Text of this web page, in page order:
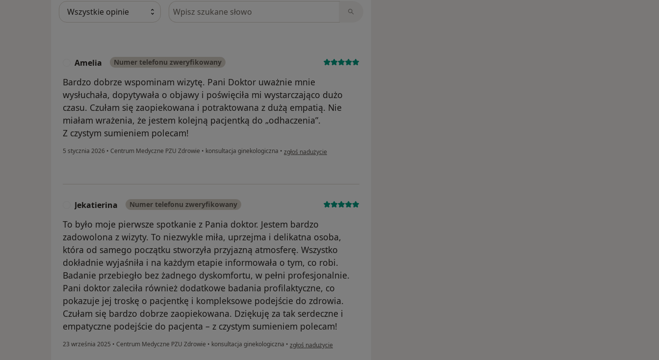
Szukaj w opiniach
Amelia Numer telefonu zweryfikowany
Bardzo dobrze wspominam wizytę. Pani Doktor uważnie mnie
wysłuchała, dopytywała o objawy i poświęciła mi wystarczająco dużo
czasu. Czułam się zaopiekowana i potraktowana z dużą empatią. Nie
miałam wrażenia, że jestem kolejną pacjentką do „odhaczenia”.
Z czystym sumieniem polecam!
5 stycznia 2026 • Centrum Medyczne PZU Zdrowie • konsultacja ginekologiczna • w opinii użytkownika Amelia
zgłoś nadużycie
Jekatierina Numer telefonu zweryfikowany
To było moje pierwsze spotkanie z Pania doktor. Jestem bardzo
zadowolona z wizyty. To niezwykle miła, uprzejma i delikatna osoba,
która od samego początku stworzyła przyjazną atmosferę. Wszystko
dokładnie wyjaśniła i na każdym etapie informowała o tym, co robi.
Badanie przebiegło bez żadnego dyskomfortu, w pełni profesjonalnie.
Pani doktor zaleciła również dodatkowe badania profilaktyczne, co
pokazuje jej troskę o pacjentkę i kompleksowe podejście do zdrowia.
Czułam się bardzo dobrze zaopiekowana. Dziękuję za tak serdeczne i
empatyczne podejście do pacjenta – z czystym sumieniem polecam!
23 września 2025 • Centrum Medyczne PZU Zdrowie • konsultacja ginekologiczna • w opinii użytkownika Jekatierina
zgłoś nadużycie